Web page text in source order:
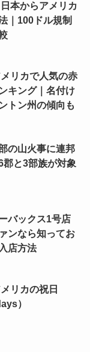
本からアメリカ
｜100ドル規制
リカで人気の赤
キング｜名付け
トン州の傾向も
の山火事に連邦
と3部族が対象
バックス1号店
ンなら知ってお
店方法
リカの祝日
）